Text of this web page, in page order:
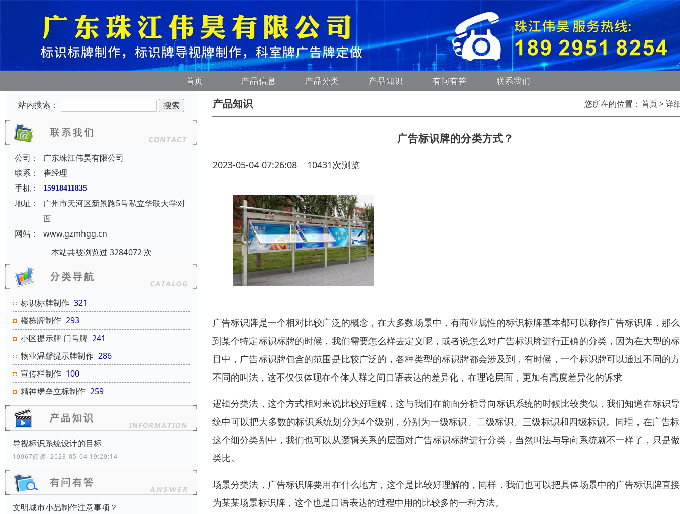
首页 产品信息 产品分类 产品知识 有问有答 联系我们
站内搜索：
公司：
广东珠江伟昊有限公司
联系：
崔经理
手机：
15918411835
地址：
广州市天河区新景路5号私立华联大学对
面
网站：
www.gzmhgg.cn
本站共被浏览过 3284072 次
标识标牌制作 321
楼栋牌制作 293
小区提示牌 门号牌 241
物业温馨提示牌制作 286
宣传栏制作 100
精神堡垒立标制作 259
导视标识系统设计的目标
10967阅读 2023-05-04 19:29:14
文明城市小品制作注意事项？
产品知识 您所在的位置： 首页> 详
广告标识牌的分类方式？
2023-05-04 07:26:08 10431次浏览
广告标识牌是一个相对比较广泛的概念，在大多数场景中，有商业属性的标识标牌基本都可以称作广告标识牌，那
到某个特定标识标牌的时候，我们需要怎么样去定义呢，或者说怎么对广告标识牌进行正确的分类，因为在大型的
目中，广告标识牌包含的范围是比较广泛的，各种类型的标识牌都会涉及到，有时候，一个标识牌可以通过不同的
不同的叫法，这不仅仅体现在个体人群之间口语表达的差异化，在理论层面，更加有高度差异化的诉求
逻辑分类法，这个方式相对来说比较好理解，这与我们在前面分析导向标识系统的时候比较类似，我们知道在标识
统中可以把大多数的标识系统划分为4个级别，分别为一级标识、二级标识、三级标识和四级标识。同理，在广告
这个细分类别中，我们也可以从逻辑关系的层面对广告标识标牌进行分类，当然叫法与导向系统就不一样了，只是
类比。
场景分类法，广告标识牌要用在什么地方，这个是比较好理解的，同样，我们也可以把具体场景中的广告标识牌直
为某某场景标识牌，这个也是口语表达的过程中用的比较多的一种方法。